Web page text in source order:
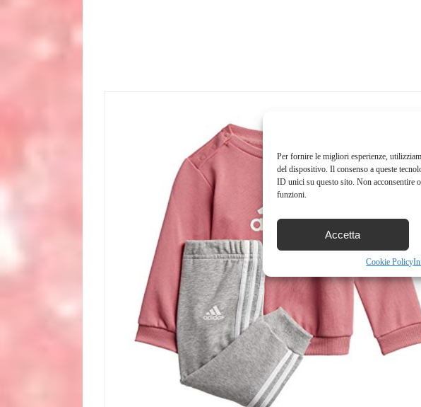
Per fornire le migliori esperienze,
del dispositivo. Il consenso a queste
ID unici su questo sito. Non acconsentire
funzioni.
Accetta
Cookie Policy